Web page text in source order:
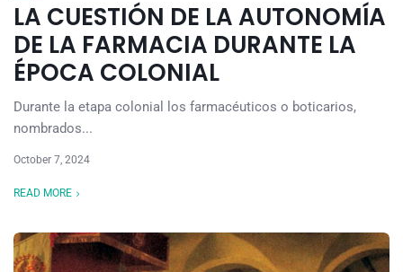
LA CUESTIÓN DE LA AUTONOMÍA
DE LA FARMACIA DURANTE LA
ÉPOCA COLONIAL
Durante la etapa colonial los farmacéuticos o boticarios,
nombrados...
October 7, 2024
READ MORE